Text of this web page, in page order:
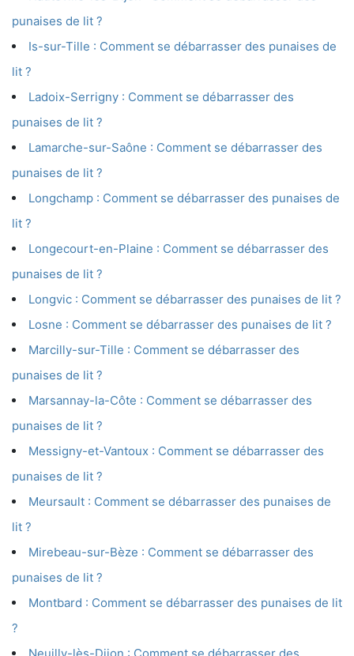
punaises de lit ?
Is-sur-Tille : Comment se débarrasser des punaises de
lit ?
Ladoix-Serrigny : Comment se débarrasser des
punaises de lit ?
Lamarche-sur-Saône : Comment se débarrasser des
punaises de lit ?
Longchamp : Comment se débarrasser des punaises de
lit ?
Longecourt-en-Plaine : Comment se débarrasser des
punaises de lit ?
Longvic : Comment se débarrasser des punaises de lit ?
Losne : Comment se débarrasser des punaises de lit ?
Marcilly-sur-Tille : Comment se débarrasser des
punaises de lit ?
Marsannay-la-Côte : Comment se débarrasser des
punaises de lit ?
Messigny-et-Vantoux : Comment se débarrasser des
punaises de lit ?
Meursault : Comment se débarrasser des punaises de
lit ?
Mirebeau-sur-Bèze : Comment se débarrasser des
punaises de lit ?
Montbard : Comment se débarrasser des punaises de lit
?